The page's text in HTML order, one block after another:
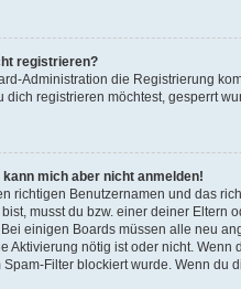
registrieren?
Administration die Registrierung
dich registrieren möchtest, gesperrt
mich aber nicht anmelden!
richtigen Benutzernamen und das
musst du bzw. einer deiner
einigen Boards müssen alle neu
Aktivierung nötig ist oder nicht.
Filter blockiert wurde. Wenn du